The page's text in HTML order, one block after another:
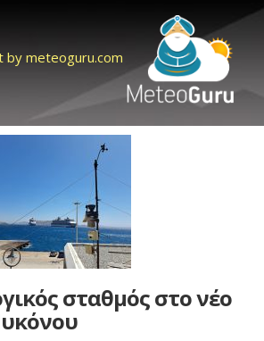
by meteoguru.com
σταθμός στο νέο